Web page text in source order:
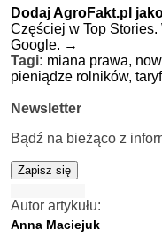
Dodaj AgroFakt.pl
Częściej w Top
Google. →
Tagi: miana prawa,
pieniądze rolników,
Newsletter
Bądź na bieżąco z
Zapisz się
Autor artykułu:
Anna Maciejuk